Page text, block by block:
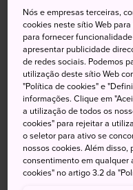
Obter informações sobre
PALAVRAS-CHAVE
Uma
séculos de
O Parque Uzusumi é o
1.500 anos, uma
Nós e empresas terceiras,
cookies neste sítio Web
para fornecer
apresentar publicidade
de redes sociais. Podemos
utilização deste sítio Web
"Política de cookies" e
informações. Clique em
a utilização de todos os
cookies" para rejeitar a
o seletor para ativo se
nossos cookies. Além
consentimento em qualquer
cookies" no artigo 3.2 da